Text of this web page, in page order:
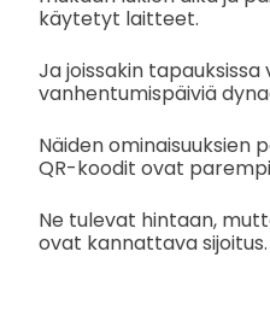
käytetyt laitteet.
Ja joissakin
vanhentumispäiviä
Näiden ominaisuuksien
QR-koodit ovat
Ne tulevat hintaan,
ovat kannattava sijoitus.